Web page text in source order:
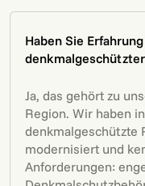
Haben Sie
Ja, das gehört zu
Region. Wir haben
denkmalgeschützte
modernisiert und
Anforderungen: